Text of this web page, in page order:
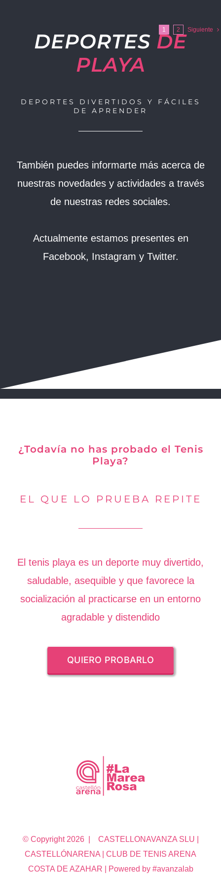
1 2 Siguiente
DEPORTES DE
PLAYA
DEPORTES DIVERTIDOS Y FÁCILES
DE APRENDER
También puedes informarte más acerca de
nuestras novedades y actividades a través
de nuestras redes sociales.
Actualmente estamos presentes en
Facebook, Instagram y Twitter.
¿Todavía no has probado el Tenis
Playa?
EL QUE LO PRUEBA REPITE
El tenis playa es un deporte muy divertido,
saludable, asequible y que favorece la
socialización al practicarse en un entorno
agradable y distendido
QUIERO PROBARLO
© Copyright 2026 | CASTELLONAVANZA SLU |
CASTELLÓNARENA | CLUB DE TENIS ARENA
COSTA DE AZAHAR | Powered by #avanzalab